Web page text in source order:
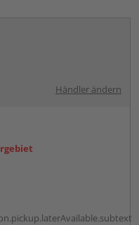
Händler ändern